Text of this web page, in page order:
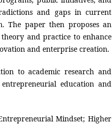
and gaps in current
The paper then proposes an
and practice to enhance
and enterprise creation.
to academic research and
education and
Mindset; Higher